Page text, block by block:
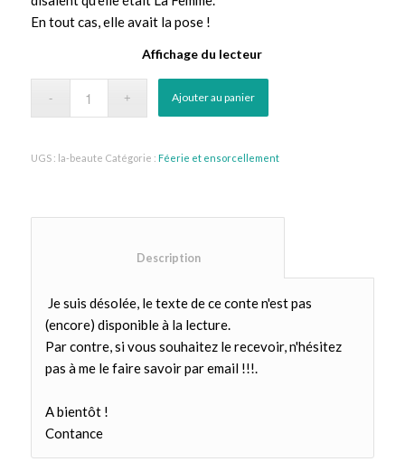
En tout cas, elle avait la pose !
Affichage du lecteur
Ajouter au panier
UGS : la-beaute Catégorie : Féerie et ensorcellement
						Description
Je suis désolée, le texte de ce conte n'est pas
(encore) disponible à la lecture.
Par contre, si vous souhaitez le recevoir, n'hésitez
pas à me le faire savoir par email !!!.
A bientôt !
Contance